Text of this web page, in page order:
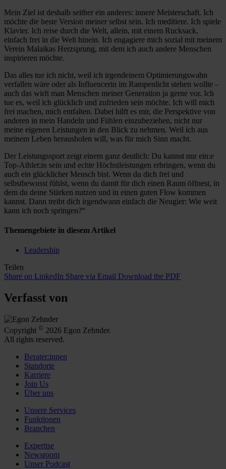
Mein Ziel ist deshalb seither ein anderes: innere Meisterschaft. Ich
möchte die beste Version meiner selbst sein. Ich meditiere. Ich spiele
Klavier. Ich reise durch die Welt, allein, mit einem Rucksack,
einfach frei in die Welt hinein. Ich engagiere mich sozial mit meinem
Verein Malaikas Herzsprung, mit dem ich auch andere Menschen
inspirieren möchte.
Das alles tue ich nicht, weil ich irgendeinem Optimierungswahn
verfallen wäre oder als Influencerin im Rampenlicht stehen wollte –
auch das wirft man Menschen meiner Generation ja gerne vor. Ich
tue es, weil ich glücklich und zufrieden sein möchte. Ich will mich
frei machen, mich entfalten. Dabei hilft es mir, die Perspektive von
anderen in mein Handeln und Fühlen einzubeziehen, nicht nur
meine eigenen Leistungen in den Blick zu nehmen. Weil ich aus
meinem Leben herausholen will, was für mich Sinn macht.
Der Leistungssport zeigt einem ganz deutlich: Du kannst nur ein:e
Top-Athlet:in sein und echte Höchstleistungen erbringen, wenn du
auch ein glücklicher Mensch bist. Wenn du dich frei und
selbstbewusst fühlst, wenn du damit für dich einen Raum öffnest, in
dem du deine Stärken nutzen und in einen guten Flow kommen
kannst. Dann treibt dich irgendwann einfach die Neugier: Wie weit
kann ich noch springen?“
Themengebiete in diesem Artikel
Leadership
Teilen
Share on LinkedIn Share via Email Download the PDF
Verfasst von
Copyright © 2026 Egon Zehnder.
All rights reserved.
Berater:innen
Standorte
Karriere
Join Us
Über uns
Unsere Services
Funktionen
Branchen
Expertise
Newsroom
Unser Podcast